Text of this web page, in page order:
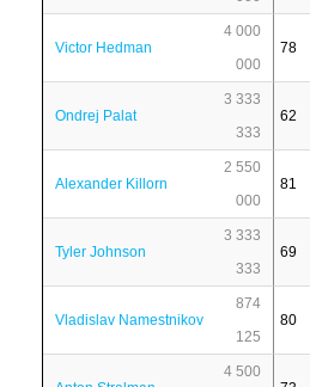
Victor Hedman
4 000
000
78
Ondrej Palat
3 333
333
62
Alexander Killorn
2 550
000
81
Tyler Johnson
3 333
333
69
Vladislav Namestnikov
874
125
80
4 500